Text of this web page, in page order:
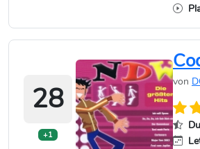
28
+1
von